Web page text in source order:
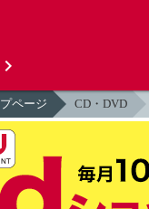
ページ CD・DVD